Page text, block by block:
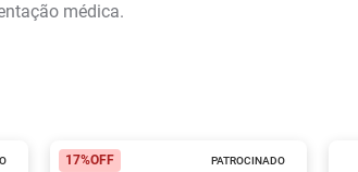
médica.
PATROCINADO
17%OFF